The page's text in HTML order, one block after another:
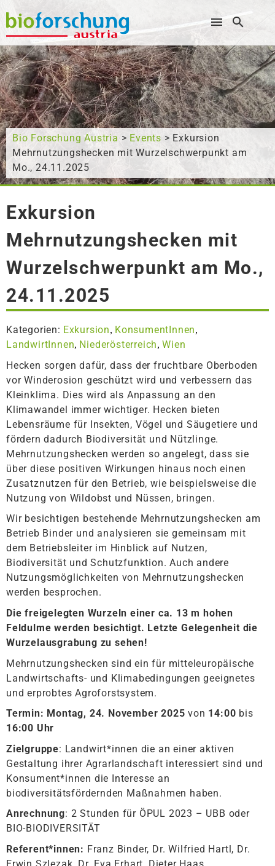
Wonach suchen Sie?
Bio Forschung Austria > Events > Exkursion
Mehrnutzungshecken mit Wurzelschwerpunkt am
Mo., 24.11.2025
Exkursion
Mehrnutzungshecken mit
Wurzelschwerpunkt am Mo.,
24.11.2025
Kategorien: Exkursion, KonsumentInnen,
LandwirtInnen, Niederösterreich,Wien
Hecken sorgen dafür, dass der fruchtbare Oberboden
vor Winderosion geschützt wird und verbessern das
Kleinklima. Dies wird als Anpassung an den
Klimawandel immer wichtiger. Hecken bieten
Lebensräume für Insekten, Vögel und Säugetiere und
fördern dadurch Biodiversität und Nützlinge.
Mehrnutzungshecken werden so angelegt, dass sie
über diese positiven Wirkungen hinaus noch einen
Zusatznutzen für den Betrieb, wie beispielsweise die
Nutzung von Wildobst und Nüssen, bringen.
Wir besichtigen bestehende Mehrnutzungshecken am
Betrieb Binder und analysieren sie gemeinsam mit
dem Betriebsleiter im Hinblick auf Nutzen,
Biodiversität und Schutzfunktion. Auch andere
Nutzungsmöglichkeiten von Mehrnutzungshecken
werden besprochen.
Die freigelegten Wurzeln einer ca. 13 m hohen
Feldulme werden besichtigt. Letzte Gelegenheit die
Wurzelausgrabung zu sehen!
Mehrnutzungshecken sind ein für mitteleuropäische
Landwirtschafts- und Klimabedingungen geeignetes
und erprobtes Agroforstsystem.
Termin: Montag, 24. November 2025von 14:00 bis
16:00 Uhr
Zielgruppe: Landwirt*innen die an einer aktiven
Gestaltung ihrer Agrarlandschaft interessiert sind und
Konsument*innen die Interesse an
biodiversitätsfördernden Maßnahmen haben.
Anrechnung: 2 Stunden für ÖPUL 2023 – UBB oder
BIO-BIODIVERSITÄT
Referent*innen: Franz Binder, Dr. Wilfried Hartl, Dr.